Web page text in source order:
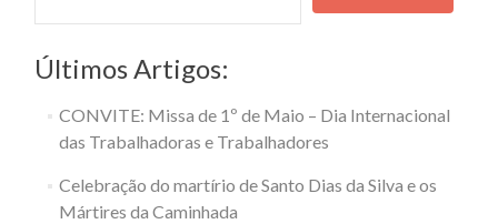
Últimos Artigos:
CONVITE: Missa de 1º de Maio – Dia Internacional
das Trabalhadoras e Trabalhadores
Celebração do martírio de Santo Dias da Silva e os
Mártires da Caminhada